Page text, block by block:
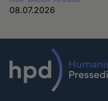
08.07.2026